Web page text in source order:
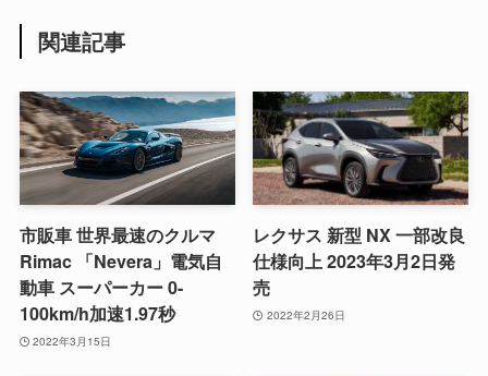
関連記事
市販車 世界最速のクルマ
Rimac 「Nevera」電気自
動車 スーパーカー 0-
100km/h加速1.97秒
2022年3月15日
レクサス 新型 NX 一部改良
仕様向上 2023年3月2日発
売
2022年2月26日